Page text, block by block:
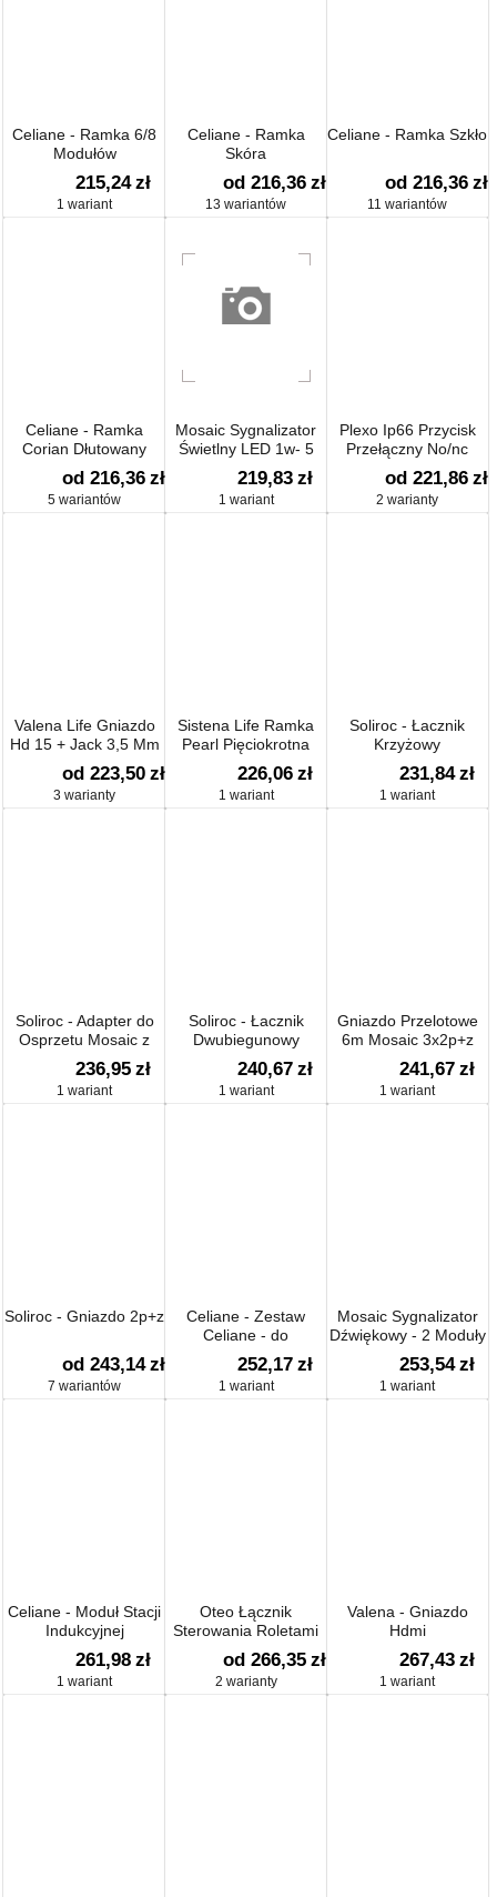
Celiane - Ramka 6/8
Modułów
215,24 zł
1 wariant
Celiane - Ramka
Skóra
od 216,36 zł
13 wariantów
Celiane - Ramka Szkło
od 216,36 zł
11 wariantów
Celiane - Ramka
Corian Dłutowany
od 216,36 zł
5 wariantów
Mosaic Sygnalizator
Świetlny LED 1w- 5
Moduły Niebieski
230v~
219,83 zł
1 wariant
Plexo Ip66 Przycisk
Przełączny No/nc
od 221,86 zł
2 warianty
Valena Life Gniazdo
Hd 15 + Jack 3,5 Mm
od 223,50 zł
3 warianty
Sistena Life Ramka
Pearl Pięciokrotna
Pionowa
226,06 zł
1 wariant
Soliroc - Łacznik
Krzyżowy
231,84 zł
1 wariant
Soliroc - Adapter do
Osprzetu Mosaic z
Klapka - Ip55
236,95 zł
1 wariant
Soliroc - Łacznik
Dwubiegunowy
240,67 zł
1 wariant
Gniazdo Przelotowe
6m Mosaic 3x2p+z
241,67 zł
1 wariant
Soliroc - Gniazdo 2p+z
od 243,14 zł
7 wariantów
Celiane - Zestaw
Celiane - do
Połączenia Źródła
Sygnału i Ekranu -
252,17 zł
1 wariant
Mosaic Sygnalizator
Dźwiękowy - 2 Moduły
5-9-17ma / 12-24-48 V
Dc
253,54 zł
1 wariant
Celiane - Moduł Stacji
Indukcyjnej
261,98 zł
1 wariant
Oteo Łącznik
Sterowania Roletami
od 266,35 zł
2 warianty
Valena - Gniazdo
Hdmi
267,43 zł
1 wariant